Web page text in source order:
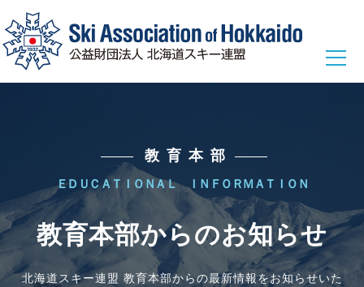
総務本部からのお知らせ
総務本部に関する各種情報
競技本部
教育本部
ＥＤＵＣＡＴＩＯＮＡＬ ＩＮＦＯＲＭＡＴＩＯＮ
教育本部からのお知らせ
北海道スキー連盟 教育本部からの最新情報をお知らせいた